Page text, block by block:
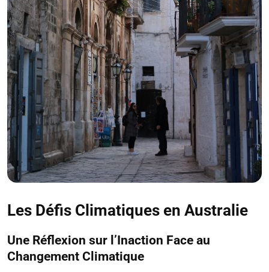
Les Défis Climatiques en Australie
Une Réflexion sur l’Inaction Face au
Changement Climatique